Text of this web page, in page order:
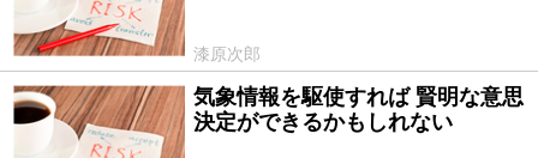
漆原次郎
2014/10/14
気象情報を駆使すれば 賢明な意思
決定ができるかもしれない